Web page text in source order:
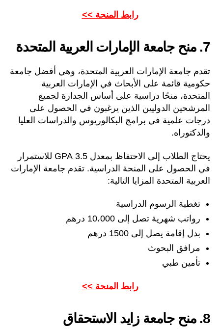
رابط المنحة >>
7. منح جامعة الإمارات العربية المتحدة
تقدم جامعة الإمارات العربية المتحدة، وهي أفضل جامعة
حكومية قائمة على الأبحاث في الإمارات العربية
المتحدة، منحًا دراسية على أساس الجدارة لجميع
المرشحين الدوليين الذين يرغبون في الحصول على
درجات علمية في برامج البكالوريوس والدراسات العليا
والدكتوراه.
يحتاج الطلاب إلى الاحتفاظ بمعدل 3.5 GPA للاستمرار
في الحصول على المنحة الدراسية. تقدم جامعة الإمارات
العربية المتحدة المزايا التالية:
تغطية الرسوم الدراسية
رواتب شهرية تصل إلى 10،000 درهم
بدل إقامة يصل إلى 1500 درهم
مرافق البحوث
تأمين طبي
رابط المنحة >>
8. منح جامعة زايد الاستحقاق